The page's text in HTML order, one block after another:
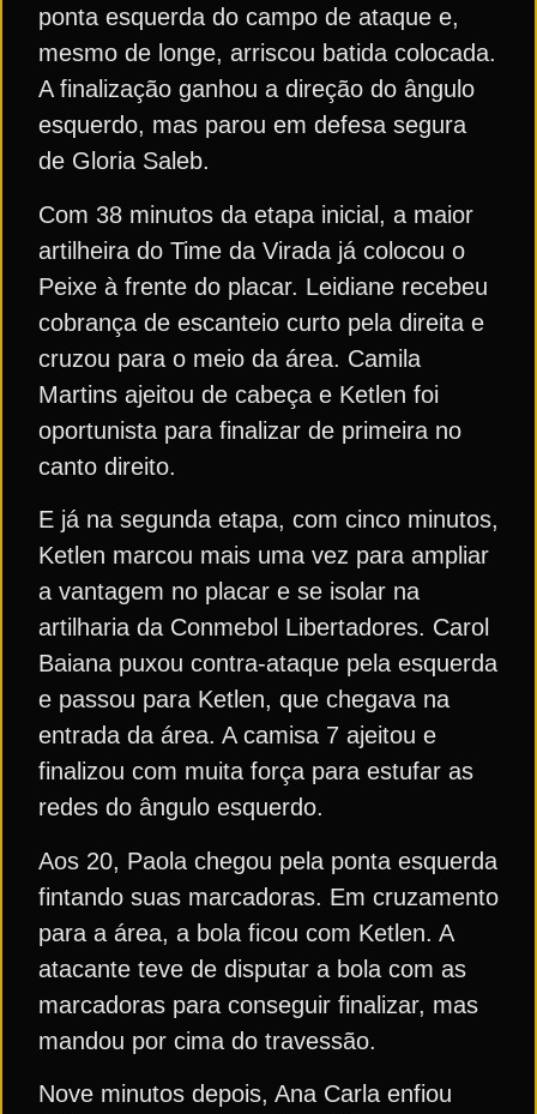
ponta esquerda do campo de ataque e,
mesmo de longe, arriscou batida colocada.
A finalização ganhou a direção do ângulo
esquerdo, mas parou em defesa segura
de Gloria Saleb.
Com 38 minutos da etapa inicial, a maior
artilheira do Time da Virada já colocou o
Peixe à frente do placar. Leidiane recebeu
cobrança de escanteio curto pela direita e
cruzou para o meio da área. Camila
Martins ajeitou de cabeça e Ketlen foi
oportunista para finalizar de primeira no
canto direito.
E já na segunda etapa, com cinco minutos,
Ketlen marcou mais uma vez para ampliar
a vantagem no placar e se isolar na
artilharia da Conmebol Libertadores. Carol
Baiana puxou contra-ataque pela esquerda
e passou para Ketlen, que chegava na
entrada da área. A camisa 7 ajeitou e
finalizou com muita força para estufar as
redes do ângulo esquerdo.
Aos 20, Paola chegou pela ponta esquerda
fintando suas marcadoras. Em cruzamento
para a área, a bola ficou com Ketlen. A
atacante teve de disputar a bola com as
marcadoras para conseguir finalizar, mas
mandou por cima do travessão.
Nove minutos depois, Ana Carla enfiou